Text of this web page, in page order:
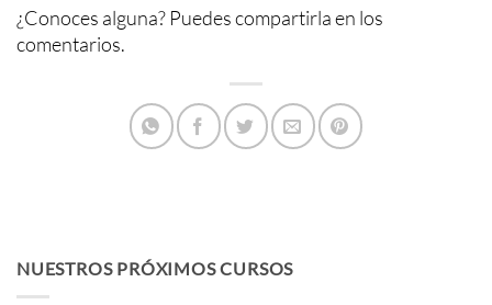
¿Conoces alguna? Puedes compartirla en los
comentarios.
NUESTROS PRÓXIMOS CURSOS